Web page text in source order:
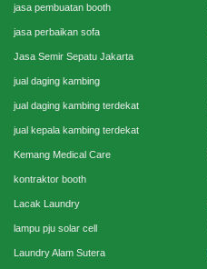
jasa pembuatan booth
jasa perbaikan sofa
Jasa Semir Sepatu Jakarta
jual daging kambing
jual daging kambing terdekat
jual kepala kambing terdekat
Kemang Medical Care
kontraktor booth
Lacak Laundry
lampu pju solar cell
Laundry Alam Sutera